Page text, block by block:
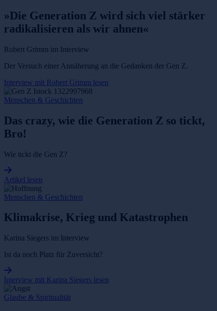
»Die Generation Z wird sich viel stärker
radikalisieren als wir ahnen«
Robert Grimm im Interview
Der Versuch einer Annäherung an die Gedanken der Gen Z.
Interview mit Robert Grimm lesen
Menschen & Geschichten
Das crazy, wie die Generation Z so tickt,
Bro!
Wie tickt die Gen Z?
Artikel lesen
Menschen & Geschichten
Klimakrise, Krieg und Katastrophen
Karina Siegers im Interview
Ist da noch Platz für Zuversicht?
Interview mit Karina Siegers lesen
Glaube & Spiritualität